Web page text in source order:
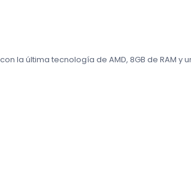
la última tecnología de AMD, 8GB de RAM y